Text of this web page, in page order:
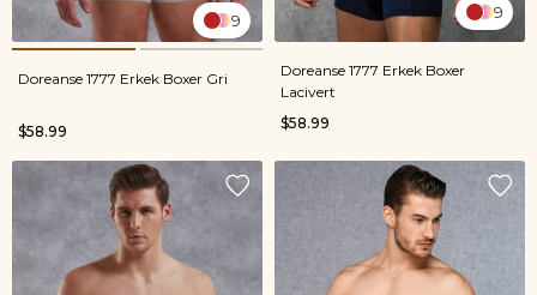
9
Doreanse 1777 Erkek Boxer Gri
$58.99
9
Doreanse 1777 Erkek Boxer
Lacivert
$58.99